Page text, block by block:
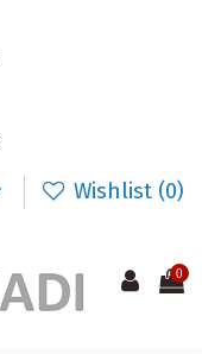
Wishlist (0)
0